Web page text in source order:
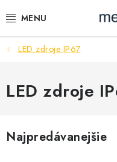
na
PRIEMYSEL
SVIETIDLÁ
PRACOVNÉ SVIETIDLÁ
LED zdroje IP67
LED zdroje
Najpredávanejšie